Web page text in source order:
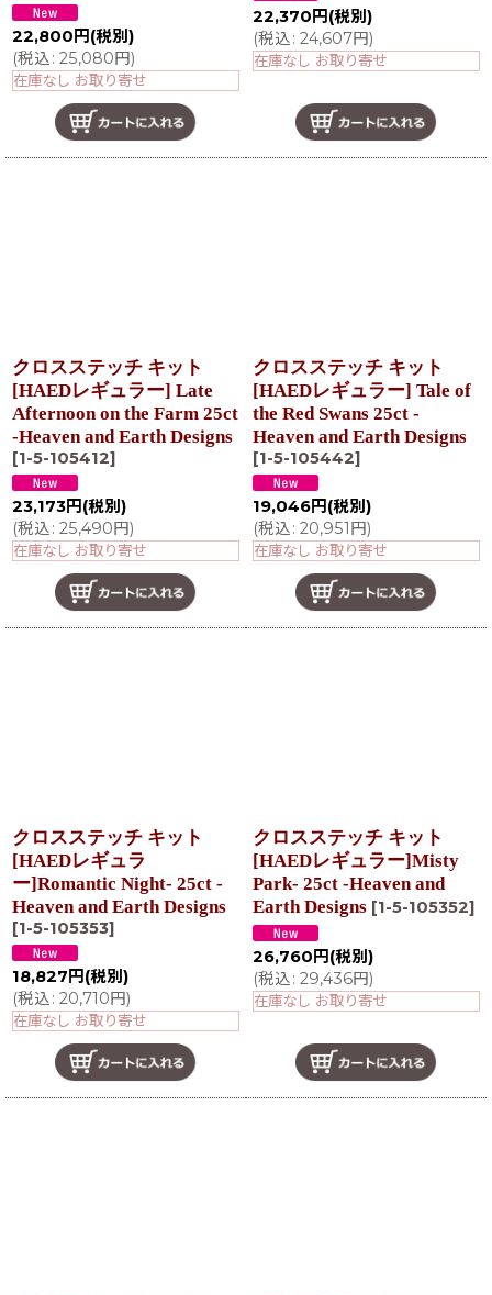
22,800 円 (税別)
(税込: 25,080円)
在庫なし お取り寄せ
22,370 円 (税別)
(税込: 24,607円)
在庫なし お取り寄せ
クロスステッチ キット
[HAEDレギュラー] Late
Afternoon on the Farm 25ct
-Heaven and Earth Designs
[1-5-105412]
23,173円 (税別)
(税込: 25,490円)
在庫なし お取り寄せ
クロスステッチ キット
[HAEDレギュラー] Tale of
the Red Swans 25ct -
Heaven and Earth Designs
[1-5-105442]
19,046円 (税別)
(税込: 20,951円)
在庫なし お取り寄せ
クロスステッチ キット
[HAEDレギュラ
ー]Romantic Night- 25ct -
Heaven and Earth Designs
[1-5-105353]
18,827 円 (税別)
(税込: 20,710円)
在庫なし お取り寄せ
クロスステッチ キット
[HAEDレギュラー]Misty
Park- 25ct -Heaven and
Earth Designs [1-5-105352]
26,760 円 (税別)
(税込: 29,436円)
在庫なし お取り寄せ